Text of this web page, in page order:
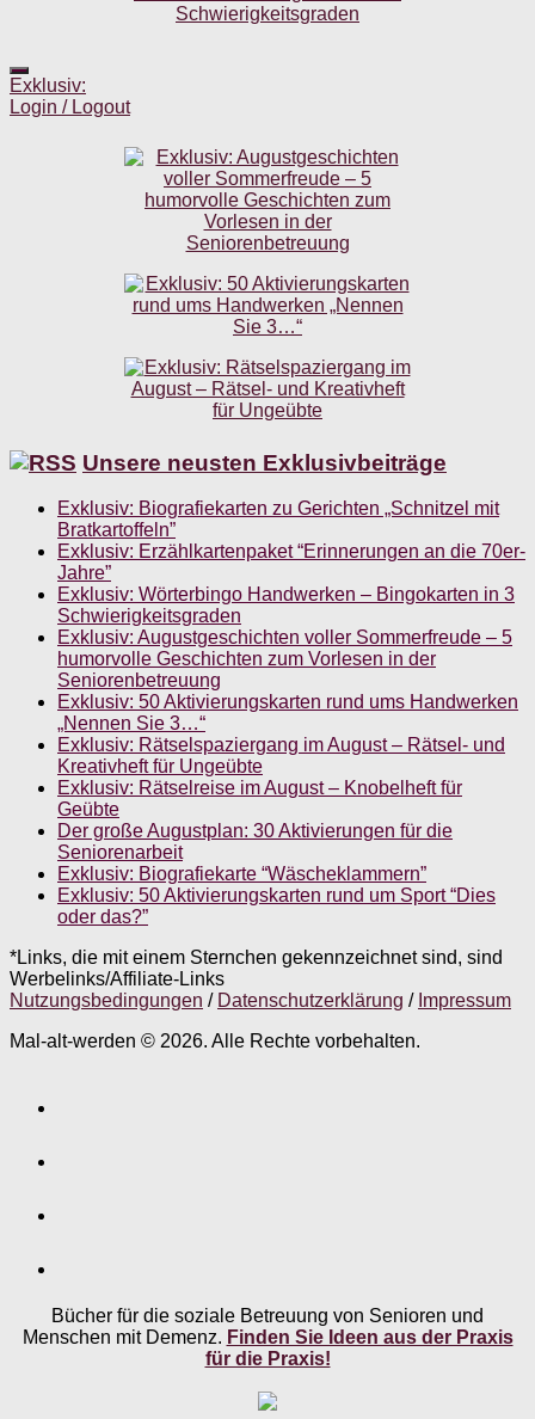
Exklusiv:
Login / Logout
Unsere neusten Exklusivbeiträge
Exklusiv: Biografiekarten zu Gerichten „Schnitzel mit
Bratkartoffeln”
Exklusiv: Erzählkartenpaket “Erinnerungen an die 70er-
Jahre”
Exklusiv: Wörterbingo Handwerken – Bingokarten in 3
Schwierigkeitsgraden
Exklusiv: Augustgeschichten voller Sommerfreude – 5
humorvolle Geschichten zum Vorlesen in der
Seniorenbetreuung
Exklusiv: 50 Aktivierungskarten rund ums Handwerken
„Nennen Sie 3…“
Exklusiv: Rätselspaziergang im August – Rätsel- und
Kreativheft für Ungeübte
Exklusiv: Rätselreise im August – Knobelheft für
Geübte
Der große Augustplan: 30 Aktivierungen für die
Seniorenarbeit
Exklusiv: Biografiekarte “Wäscheklammern”
Exklusiv: 50 Aktivierungskarten rund um Sport “Dies
oder das?”
*Links, die mit einem Sternchen gekennzeichnet sind, sind
Werbelinks/Affiliate-Links
Nutzungsbedingungen / Datenschutzerklärung / Impressum
Mal-alt-werden © 2026. Alle Rechte vorbehalten.
Bücher für die soziale Betreuung von Senioren und
Menschen mit Demenz. Finden Sie Ideen aus der Praxis
für die Praxis!